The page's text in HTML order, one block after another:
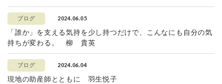
ブログ 2024.06.05
「誰か」を支える気持を少し持つだけで、こんなにも自分の気
持ちが変わる。 柳 貴英
ブログ 2024.06.04
現地の助産師とともに 羽生悦子